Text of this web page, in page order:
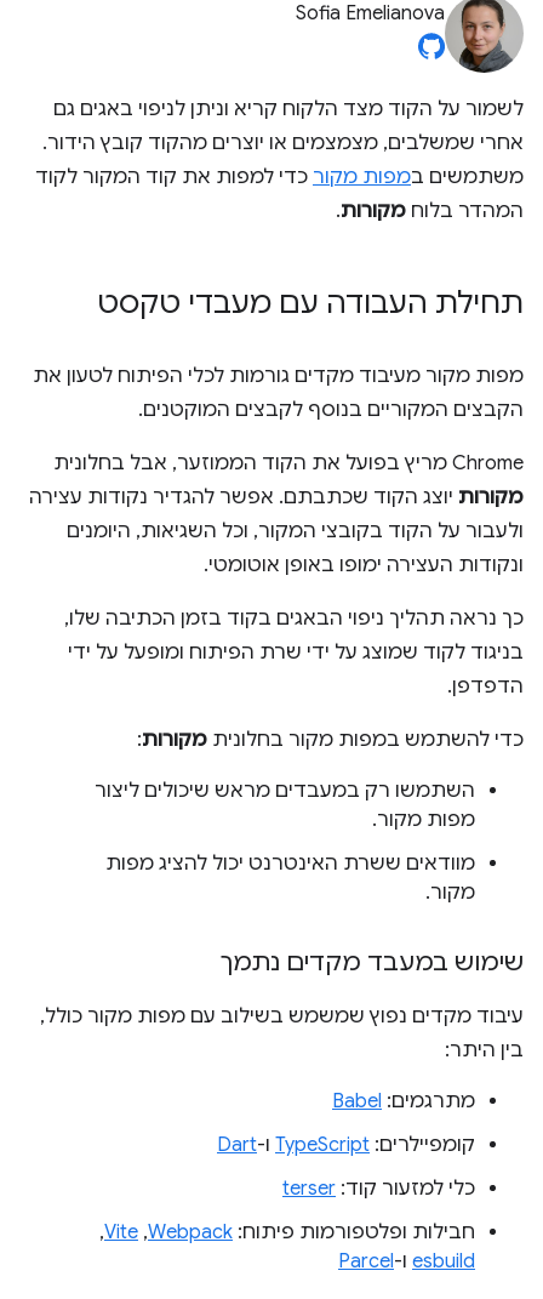
Sofia Emelianova
לשמור על הקוד מצד הלקוח קריא וניתן לניפוי באגים גם
אחרי שמשלבים, מצמצמים או יוצרים מהקוד קובץ הידור.
משתמשים במפות מקור כדי למפות את קוד המקור לקוד
המהדר בלוח מקורות.
תחילת העבודה עם מעבדי טקסט
מפות מקור מעיבוד מקדים גורמות לכלי הפיתוח לטעון את
הקבצים המקוריים בנוסף לקבצים המוקטנים.
Chrome מריץ בפועל את הקוד הממוזער, אבל בחלונית
מקורות יוצג הקוד שכתבתם. אפשר להגדיר נקודות עצירה
ולעבור על הקוד בקובצי המקור, וכל השגיאות, היומנים
ונקודות העצירה ימופו באופן אוטומטי.
כך נראה תהליך ניפוי הבאגים בקוד בזמן הכתיבה שלו,
בניגוד לקוד שמוצג על ידי שרת הפיתוח ומופעל על ידי
הדפדפן.
כדי להשתמש במפות מקור בחלונית מקורות:
השתמשו רק במעבדים מראש שיכולים ליצור
מפות מקור.
מוודאים ששרת האינטרנט יכול להציג מפות
מקור.
שימוש במעבד מקדים נתמך
עיבוד מקדים נפוץ שמשמש בשילוב עם מפות מקור כולל,
בין היתר:
מתרגמים: Babel
קומפיילרים: TypeScript ו-Dart
כלי למזעור קוד: terser
חבילות ופלטפורמות פיתוח: Webpack
,‏
Vite
,‏
esbuild ו-Parcel